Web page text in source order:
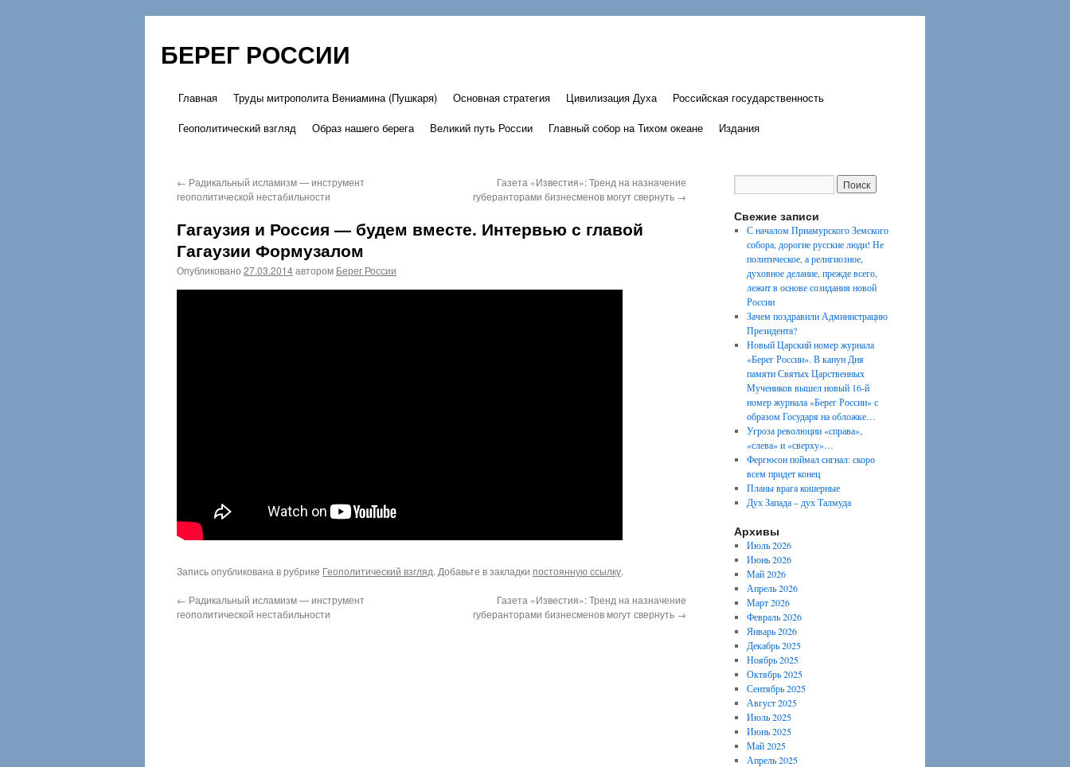
БЕРЕГ РОССИИ
Перейти
Главная Труды митрополита Вениамина (Пушкаря) Основная стратегия Цивилизация Духа
Российская государственность
Геополитический взгляд
Образ нашего берега Великий путь России Главный собор на Тихом океане Издания
← Радикальный исламизм — инструмент
геополитической нестабильности
Газета «Известия»: Тренд на назначение
губеранторами бизнесменов могут свернуть →
Гагаузия и Россия — будем вместе. Интервью с главой
Гагаузии Формузалом
Опубликовано 27.03.2014автором Берег России
Запись опубликована в рубрике Геополитический взгляд. Добавьте в закладки постоянную ссылку.
← Радикальный исламизм — инструмент
геополитической нестабильности
Газета «Известия»: Тренд на назначение
губеранторами бизнесменов могут свернуть →
Свежие записи
С началом Приамурского Земского
собора, дорогие русские люди! Не
политическое, а религиозное,
духовное делание, прежде всего,
лежит в основе созидания новой
России
Зачем поздравили Администрацию
Президента?
Новый Царский номер журнала
«Берег России». В канун Дня
памяти Святых Царственных
Мучеников вышел новый 16-й
номер журнала «Берег России» с
образом Государя на обложке…
Угроза революции «справа»,
«слева» и «сверху»…
Фергюсон поймал сигнал: скоро
всем придет конец
Планы врага кошерные
Дух Запада – дух Талмуда
Архивы
Июль 2026
Июнь 2026
Май 2026
Апрель 2026
Март 2026
Февраль 2026
Январь 2026
Декабрь 2025
Ноябрь 2025
Октябрь 2025
Сентябрь 2025
Август 2025
Июль 2025
Июнь 2025
Май 2025
Апрель 2025